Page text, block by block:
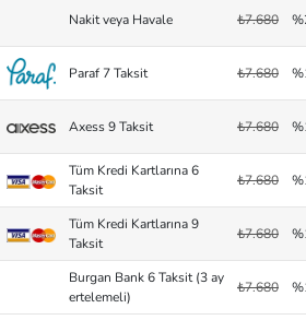
Nakit veya Havale ₺7.680
Paraf 7 Taksit ₺7.680
Axess 9 Taksit ₺7.680
Tüm Kredi Kartlarına 6
Taksit
₺7.680
Tüm Kredi Kartlarına 9
Taksit
₺7.680
Burgan Bank 6 Taksit (3 ay
ertelemeli)
₺7.680